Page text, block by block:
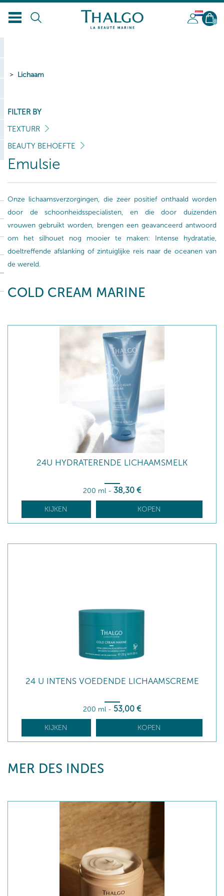
NL
0
Lichaam
FILTER BY
TEXTURR
BEAUTY BEHOEFTE
Emulsie
Onze lichaamsverzorgingen, die zeer positief onthaald worden
door de schoonheidsspecialisten, en die door duizenden
vrouwen gebruikt worden, brengen een geavanceerd antwoord
om het silhouet nog mooier te maken: Intense hydratatie,
doeltreffende afslanking of zintuiglijke reis naar de oceanen van
de wereld.
COLD CREAM MARINE
24U HYDRATERENDE LICHAAMSMELK
200 ml - 38,30 €
KIJKEN KOPEN
24 U INTENS VOEDENDE LICHAAMSCREME
200 ml - 53,00 €
KIJKEN KOPEN
MER DES INDES